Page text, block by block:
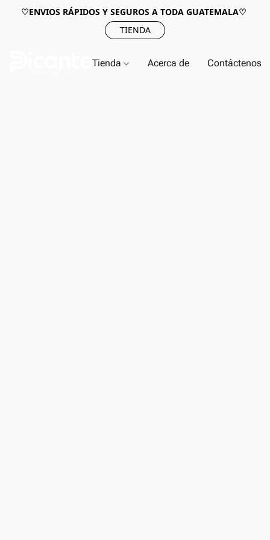
♡ENVIOS RÁPIDOS Y SEGUROS A TODA GUATEMALA♡
TIENDA
Tienda Acerca de Contáctenos